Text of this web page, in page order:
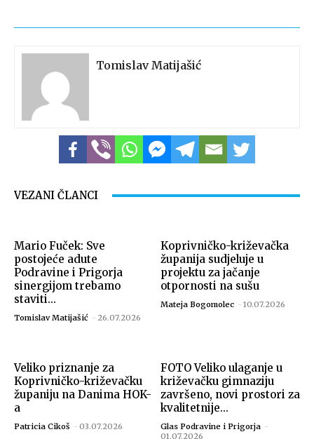
Tomislav Matijašić
VEZANI ČLANCI
Mario Fuček: Sve
postojeće adute
Podravine i Prigorja
sinergijom trebamo
staviti...
Tomislav Matijašić - 26.07.2026
Koprivničko-križevačka
županija sudjeluje u
projektu za jačanje
otpornosti na sušu
Mateja Bogomolec - 10.07.2026
Veliko priznanje za
Koprivničko-križevačku
županiju na Danima HOK-
a
Patricia Cikoš - 03.07.2026
FOTO Veliko ulaganje u
križevačku gimnaziju
završeno, novi prostori za
kvalitetnije...
Glas Podravine i Prigorja -
01.07.2026